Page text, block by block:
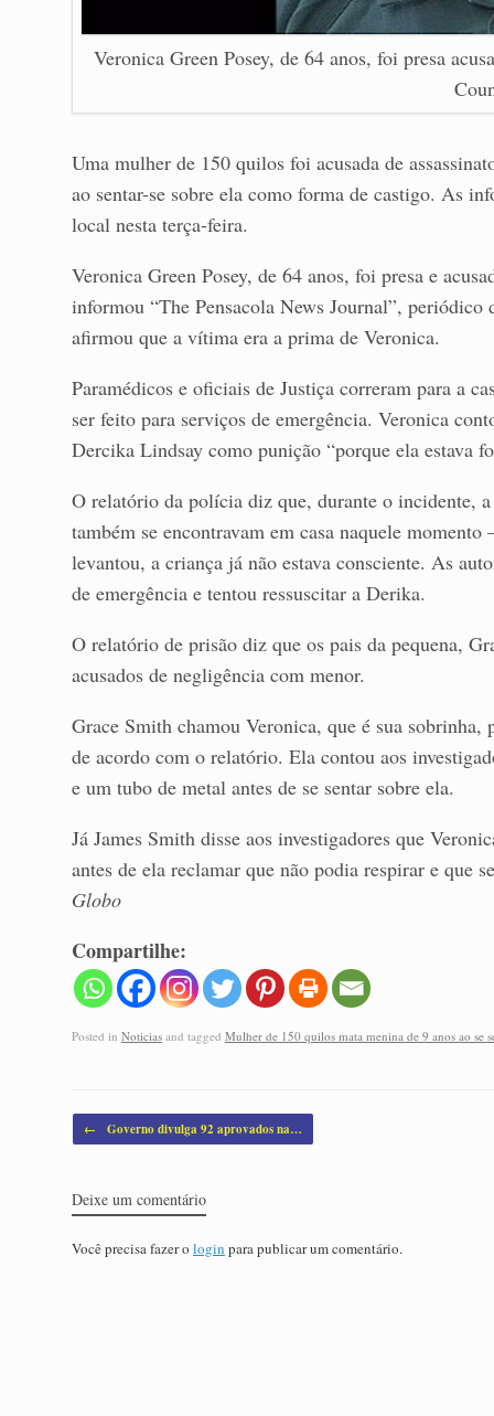
Veronica Green Posey, de 64 anos, foi presa
Uma mulher de 150 quilos foi acusada de
ao sentar-se sobre ela como forma de castigo. As
local nesta terça-feira.
Veronica Green Posey, de 64 anos, foi presa e
informou “The Pensacola News Journal”,
afirmou que a vítima era a prima de Veronica.
Paramédicos e oficiais de Justiça correram para a
ser feito para serviços de emergência. Veronica
Dercika Lindsay como punição “porque ela estava
O relatório da polícia diz que, durante o incidente,
também se encontravam em casa naquele
levantou, a criança já não estava consciente. As
de emergência e tentou ressuscitar a Derika.
O relatório de prisão diz que os pais da pequena,
acusados de negligência com menor.
Grace Smith chamou Veronica, que é sua
de acordo com o relatório. Ela contou aos
e um tubo de metal antes de se sentar sobre ela.
Já James Smith disse aos investigadores que
antes de ela reclamar que não podia respirar e que
Globo
Compartilhe:
Posted in Noticias and tagged Mulher de 150 quilos mata menina de 9 anos ao se
Post navigation
← Governo divulga 92 aprovados na…
Deixe um comentário
Você precisa fazer o login para publicar um comentário.